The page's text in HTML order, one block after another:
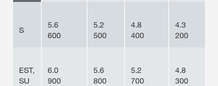
S
5.6
600
5.2
500
4.8
400
4.3
200
EST,
SU
6.0
900
5.6
800
5.2
700
4.8
300